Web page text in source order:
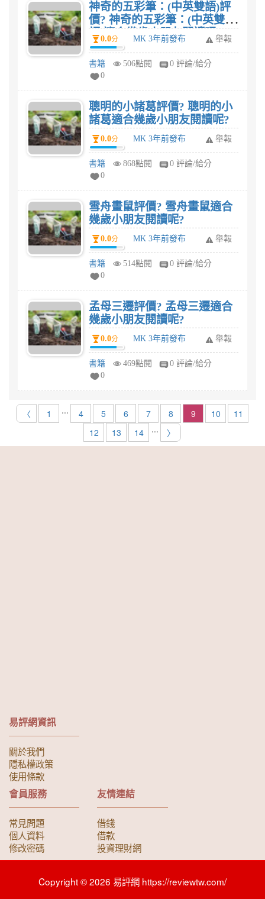
神奇的五彩筆：(中英雙語)評
價? 神奇的五彩筆：(中英雙
語)適合幾歲小朋友閱讀呢?
0.0分 MK 3年前發布 舉報
書籍 506點閱
0 評論/給分
0
聰明的小諸葛評價? 聰明的小
諸葛適合幾歲小朋友閱讀呢?
0.0分 MK 3年前發布 舉報
書籍 868點閱
0 評論/給分
0
雪舟畫鼠評價? 雪舟畫鼠適合
幾歲小朋友閱讀呢?
0.0分 MK 3年前發布 舉報
書籍 514點閱
0 評論/給分
0
孟母三遷評價? 孟母三遷適合
幾歲小朋友閱讀呢?
0.0分 MK 3年前發布 舉報
書籍 469點閱
0 評論/給分
0
〈 1 ... 4 5 6 7 8 9 10
11
12
13 14 ... 〉
易評網資訊
關於我們
隱私權政策
使用條款
會員服務
常見問題
個人資料
修改密碼
友情連結
借錢
借款
投資理財網
Copyright © 2026 易評網 https://reviewtw.com/